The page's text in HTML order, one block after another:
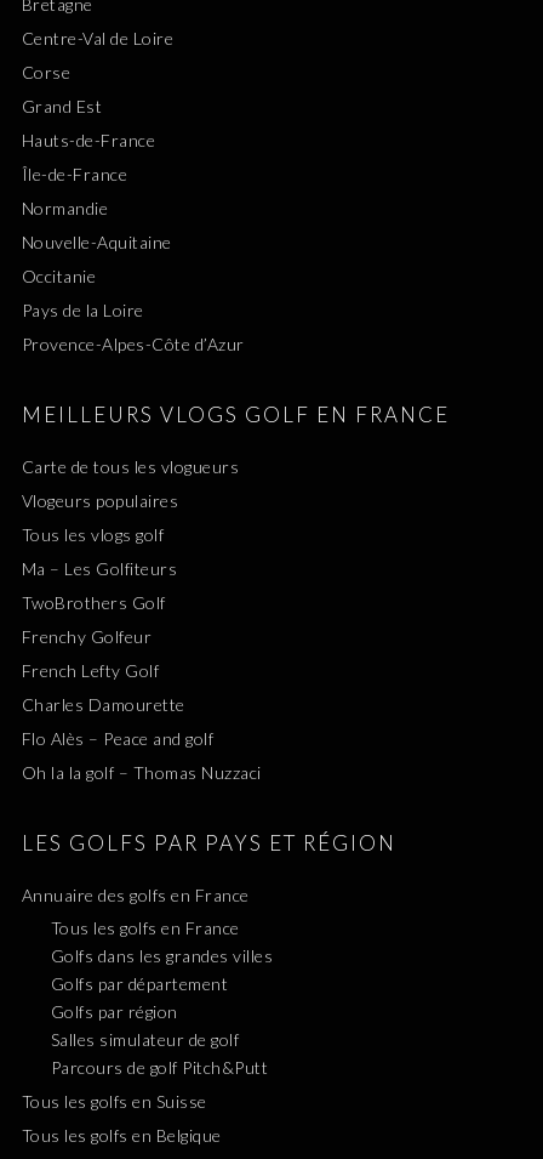
Centre-Val de Loire
Corse
Grand Est
Hauts-de-France
Île-de-France
Normandie
Nouvelle-Aquitaine
Occitanie
Pays de la Loire
Provence-Alpes-Côte d’Azur
MEILLEURS VLOGS GOLF EN FRANCE
Carte de tous les vlogueurs
Vlogeurs populaires
Tous les vlogs golf
Ma – Les Golfiteurs
TwoBrothers Golf
Frenchy Golfeur
French Lefty Golf
Charles Damourette
Flo Alès – Peace and golf
Oh la la golf – Thomas Nuzzaci
LES GOLFS PAR PAYS ET RÉGION
Annuaire des golfs en France
Tous les golfs en France
Golfs dans les grandes villes
Golfs par département
Golfs par région
Salles simulateur de golf
Parcours de golf Pitch&Putt
Tous les golfs en Suisse
Tous les golfs en Belgique